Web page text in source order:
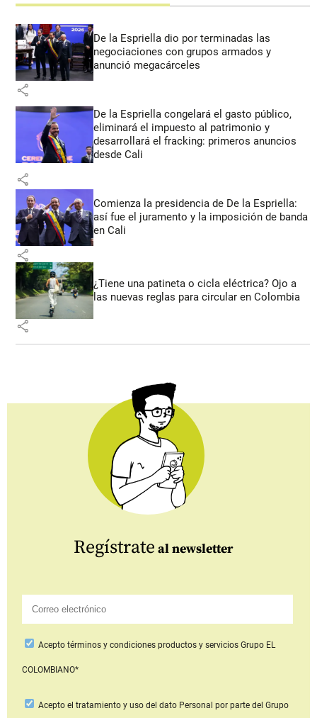
De la Espriella dio por terminadas las
negociaciones con grupos armados y
anunció megacárceles
share
De la Espriella congelará el gasto público,
eliminará el impuesto al patrimonio y
desarrollará el fracking: primeros anuncios
desde Cali
share
Comienza la presidencia de De la Espriella:
así fue el juramento y la imposición de banda
en Cali
share
¿Tiene una patineta o cicla eléctrica? Ojo a
las nuevas reglas para circular en Colombia
share
Regístrate al newsletter
Aceptotérminos y condiciones productos y serviciosGrupo EL
COLOMBIANO*
Acepto el tratamiento y uso del dato Personal por parte del Grupo